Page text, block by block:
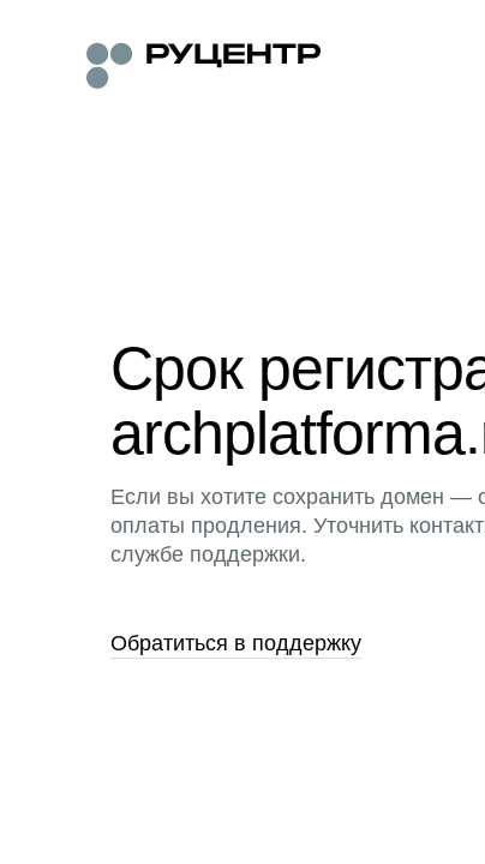
Срок
Если вы хотите сохранить домен —
оплаты продления. Уточнить
службе поддержки.
Обратиться в поддержку